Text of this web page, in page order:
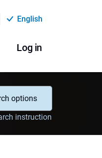
English
Log in
options
instruction